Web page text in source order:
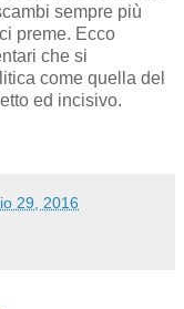
sempre più
preme. Ecco
che si
come quella del
ed incisivo.
29, 2016